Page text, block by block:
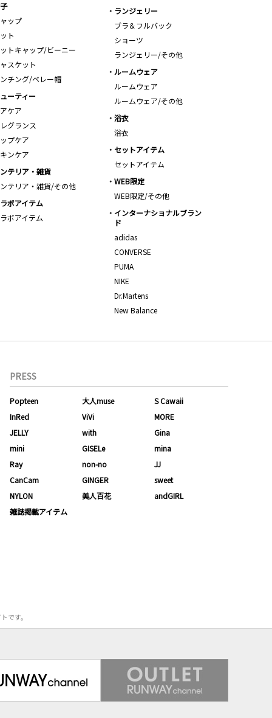
ップ
ト
トキャップ/ビーニー
スケット
チング/ベレー帽
ランジェリー
ブラ＆フルバック
ショーツ
ランジェリー/その他
ルームウェア
ルームウェア
ルームウェア/その他
ーティー
ケア
グランス
プケア
ンケア
浴衣
浴衣
セットアイテム
セットアイテム
テリア・雑貨
テリア・雑貨/その他
WEB限定
WEB限定/その他
ボアイテム
ボアイテム
インターナショナルブラン
ド
adidas
CONVERSE
PUMA
NIKE
Dr.Martens
New Balance
PRESS
Popteen 大人muse
S Cawaii
InRed
ViVi
MORE
JELLY
with
Gina
mini
GISELe
mina
Ray
non-no
JJ
CanCam
GINGER
sweet
NYLON
美人百花
andGIRL
雑誌掲載アイテム
です。